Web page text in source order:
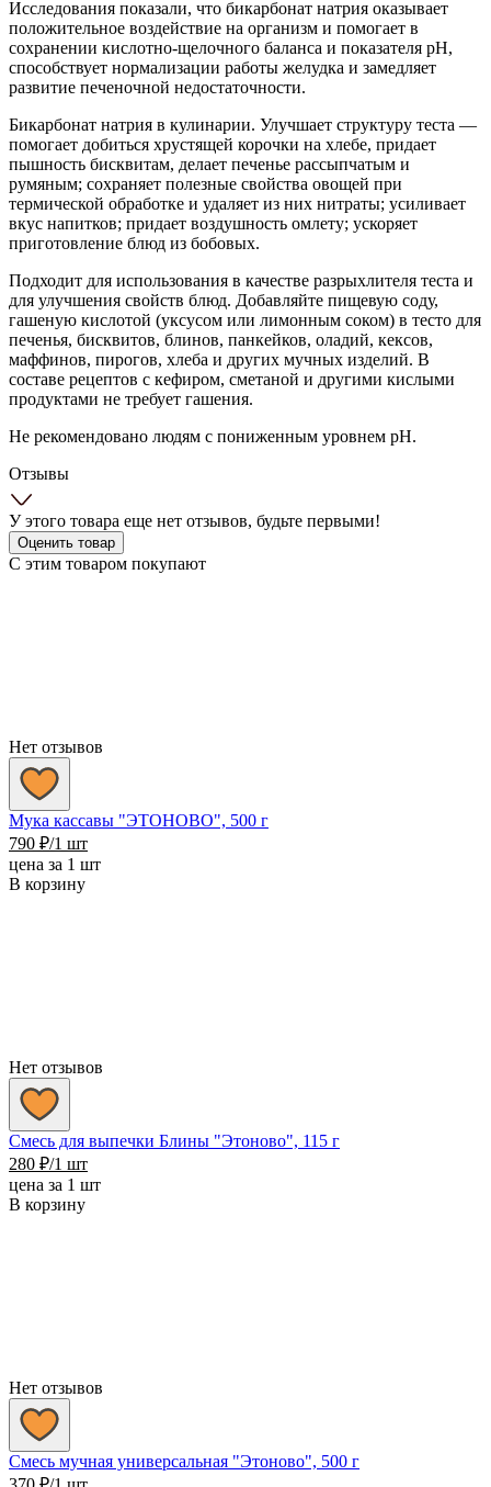
Исследования показали, что бикарбонат натрия оказывает
положительное воздействие на организм и помогает в
сохранении кислотно-щелочного баланса и показателя рН,
способствует нормализации работы желудка и замедляет
развитие печеночной недостаточности.
Бикарбонат натрия в кулинарии. Улучшает структуру теста —
помогает добиться хрустящей корочки на хлебе, придает
пышность бисквитам, делает печенье рассыпчатым и
румяным; сохраняет полезные свойства овощей при
термической обработке и удаляет из них нитраты; усиливает
вкус напитков; придает воздушность омлету; ускоряет
приготовление блюд из бобовых.
Подходит для использования в качестве разрыхлителя теста и
для улучшения свойств блюд. Добавляйте пищевую соду,
гашеную кислотой (уксусом или лимонным соком) в тесто для
печенья, бисквитов, блинов, панкейков, оладий, кексов,
маффинов, пирогов, хлеба и других мучных изделий. В
составе рецептов с кефиром, сметаной и другими кислыми
продуктами не требует гашения.
Не рекомендовано людям с пониженным уровнем pH.
Отзывы
У этого товара еще нет отзывов, будьте первыми!
Оценить товар
С этим товаром покупают
Нет отзывов
Мука кассавы "ЭТОНОВО", 500 г
790 ₽/1 шт
цена за 1 шт
В корзину
Нет отзывов
Смесь для выпечки Блины "Этоново", 115 г
280 ₽/1 шт
цена за 1 шт
В корзину
Нет отзывов
Смесь мучная универсальная "Этоново", 500 г